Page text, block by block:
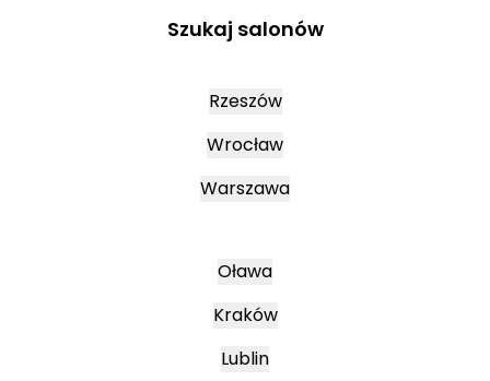
Szukaj salonów
Rzeszów
Wrocław
Warszawa
Oława
Kraków
Lublin